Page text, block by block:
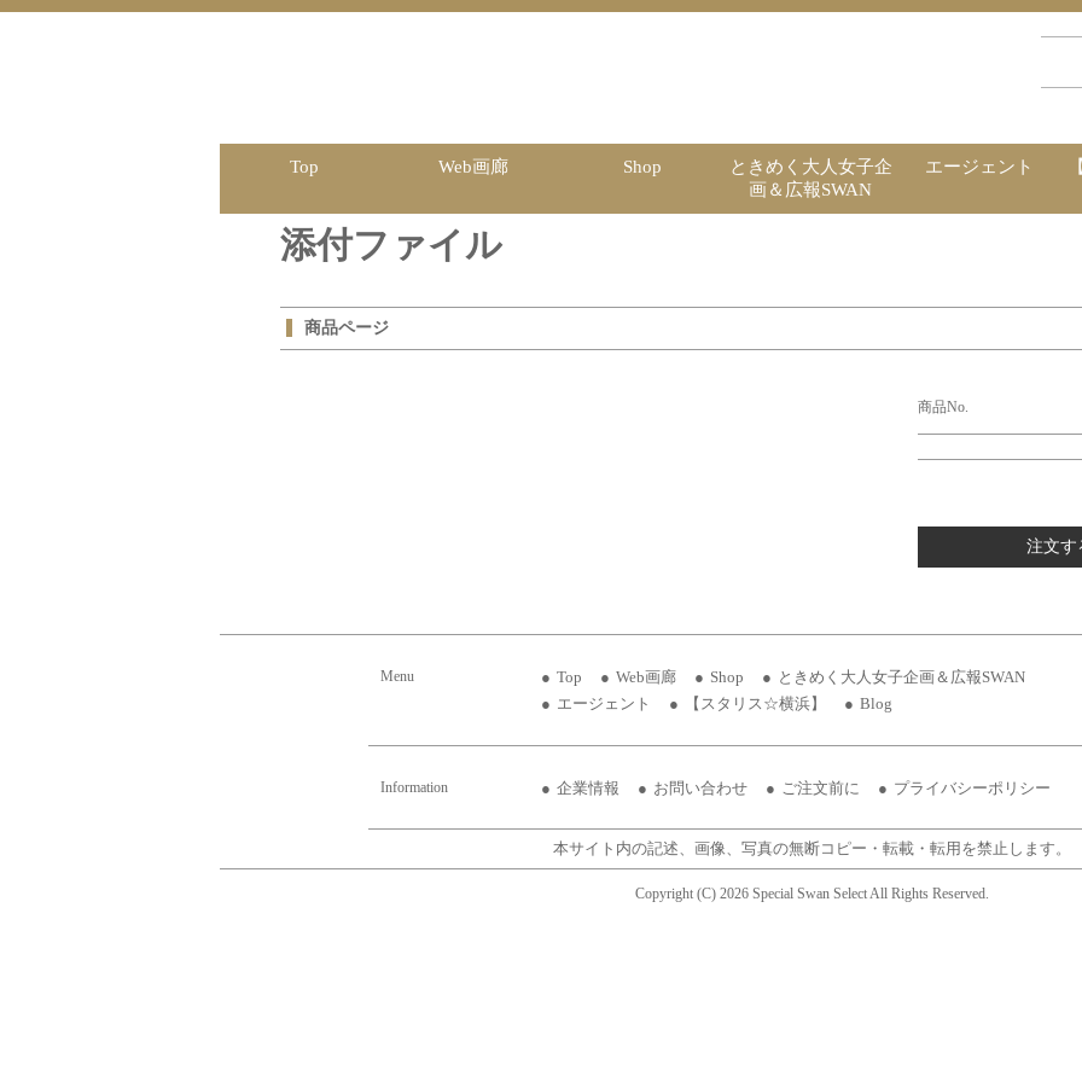
Top Web画廊 Shop
ときめく大人女子企
画＆広報SWAN
エージェント
添付ファイル
商品ページ
商品No.
注文す
Menu Top Web画廊 Shop
ときめく大人女子企画＆広報SWAN
エージェント
【スタリス☆横浜】 Blog
Information 企業情報 お問い合わせ ご注文前に プライバシーポリシー
本サイト内の記述、画像、写真の無断コピー・転載・転用を禁止します。
Copyright (C) 2026 Special Swan Select All Rights Reserved.